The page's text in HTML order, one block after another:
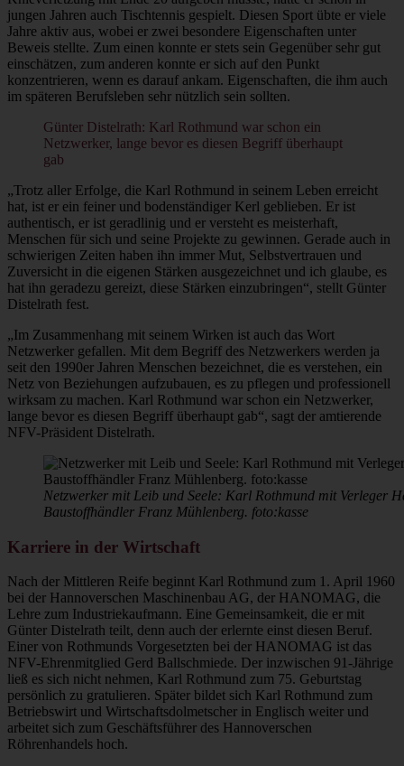
jungen Jahren auch Tischtennis gespielt. Diesen Sport übte er viele
Jahre aktiv aus, wobei er zwei besondere Eigenschaften unter
Beweis stellte. Zum einen konnte er stets sein Gegenüber sehr gut
einschätzen, zum anderen konnte er sich auf den Punkt
konzentrieren, wenn es darauf ankam. Eigenschaften, die ihm auch
im späteren Berufsleben sehr nützlich sein sollten.
Günter Distelrath: Karl Rothmund war schon ein
Netzwerker, lange bevor es diesen Begriff überhaupt
gab
„Trotz aller Erfolge, die Karl Rothmund in seinem Leben erreicht
hat, ist er ein feiner und bodenständiger Kerl geblieben. Er ist
authentisch, er ist geradlinig und er versteht es meisterhaft,
Menschen für sich und seine Projekte zu gewinnen. Gerade auch in
schwierigen Zeiten haben ihn immer Mut, Selbstvertrauen und
Zuversicht in die eigenen Stärken ausgezeichnet und ich glaube, es
hat ihn geradezu gereizt, diese Stärken einzubringen“, stellt Günter
Distelrath fest.
„Im Zusammenhang mit seinem Wirken ist auch das Wort
Netzwerker gefallen. Mit dem Begriff des Netzwerkers werden ja
seit den 1990er Jahren Menschen bezeichnet, die es verstehen, ein
Netz von Beziehungen aufzubauen, es zu pflegen und professionell
wirksam zu machen. Karl Rothmund war schon ein Netzwerker,
lange bevor es diesen Begriff überhaupt gab“, sagt der amtierende
NFV-Präsident Distelrath.
Netzwerker mit Leib und Seele: Karl Rothmund mit Verleger
Baustoffhändler Franz Mühlenberg. foto:kasse
Karriere in der Wirtschaft
Nach der Mittleren Reife beginnt Karl Rothmund zum 1. April 1960
bei der Hannoverschen Maschinenbau AG, der HANOMAG, die
Lehre zum Industriekaufmann. Eine Gemeinsamkeit, die er mit
Günter Distelrath teilt, denn auch der erlernte einst diesen Beruf.
Einer von Rothmunds Vorgesetzten bei der HANOMAG ist das
NFV-Ehrenmitglied Gerd Ballschmiede. Der inzwischen 91-Jährige
ließ es sich nicht nehmen, Karl Rothmund zum 75. Geburtstag
persönlich zu gratulieren. Später bildet sich Karl Rothmund zum
Betriebswirt und Wirtschaftsdolmetscher in Englisch weiter und
arbeitet sich zum Geschäftsführer des Hannoverschen
Röhrenhandels hoch.